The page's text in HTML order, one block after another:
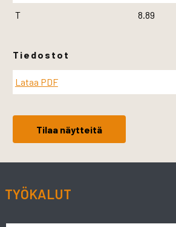
T 8.89
Tiedostot
Lataa PDF
Tilaa näytteitä
TYÖKALUT